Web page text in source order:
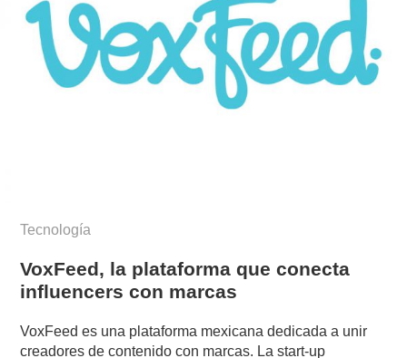
Tecnología
VoxFeed, la plataforma que conecta
influencers con marcas
VoxFeed es una plataforma mexicana dedicada a unir
creadores de contenido con marcas. La start-up